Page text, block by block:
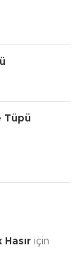
Tüpü
Hasıriçin